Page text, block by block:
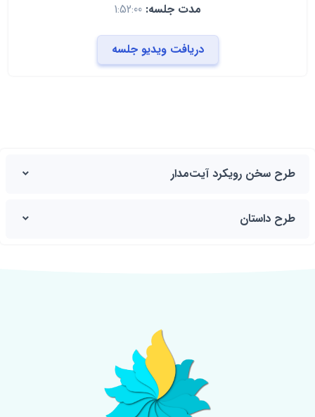
مدت جلسه: 1:52:00
دریافت ویدیو جلسه
طرح سخن رویکرد آیت‌مدار
طرح داستان